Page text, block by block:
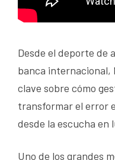
Desde el deporte de
banca internacional,
clave sobre cómo
transformar el error
desde la escucha en
Uno de los grandes